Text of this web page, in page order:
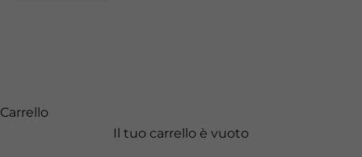
Carrello
Il tuo carrello è vuoto